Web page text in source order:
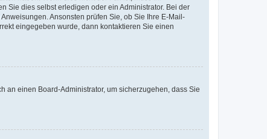
Sie dies selbst erledigen oder ein Administrator. Bei der
Ansonsten prüfen Sie, ob Sie Ihre E-Mail-
eingegeben wurde, dann kontaktieren Sie einen
an einen Board-Administrator, um sicherzugehen, dass Sie